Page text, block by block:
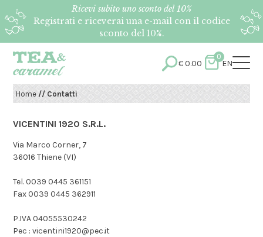
Ricevi subito uno sconto del 10%
Registrati e riceverai una e-mail con il codice
sconto del 10%.
€0.00
0
EN
Home// Contatti
VICENTINI 1920 S.R.L.
Via Marco Corner, 7
36016 Thiene (VI)
Tel. 0039 0445 361151
Fax 0039 0445 362911
P.IVA 04055530242
Pec : vicentini1920@pec.it